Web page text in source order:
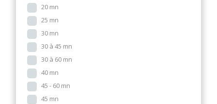
20 mn
25 mn
30 mn
30 à 45 mn
30 à 60 mn
40 mn
45 - 60 mn
45 mn